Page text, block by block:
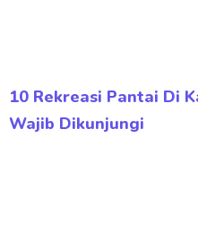
10 Rekreasi Pantai Di
Wajib Dikunjungi